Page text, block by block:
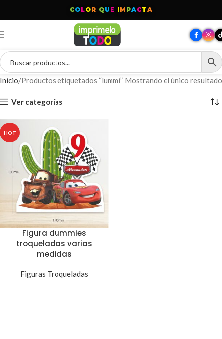
COLOR QU E IM PACTA
Inicio Productos etiquetados “lummi” Mostrando el único resultado
Ver categorías
HOT
Figura dummies
troqueladas varias
medidas
Figuras Troqueladas